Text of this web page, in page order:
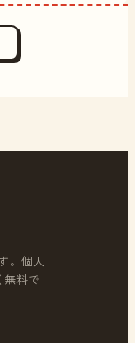
。個人
無料で